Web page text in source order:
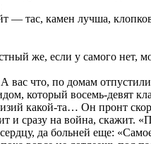
— тас, камен лучша,
же, если у самого нет,
что, по домам
который восемь-девят
какой-та… Он пронт
и сразу на война, скажит.
да больней еще: